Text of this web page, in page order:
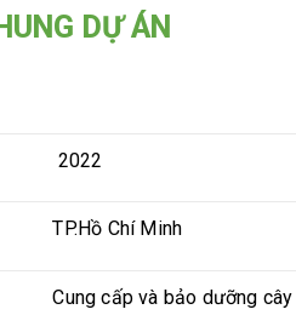
DỰ ÁN
2022
TP.Hồ Chí Minh
Cung cấp và bảo dưỡng